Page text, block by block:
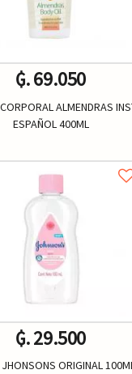
₲. 69.050
ALMENDRAS
ESPAÑOL 400ML
+
₲. 29.500
JHONSONS ORIGINAL